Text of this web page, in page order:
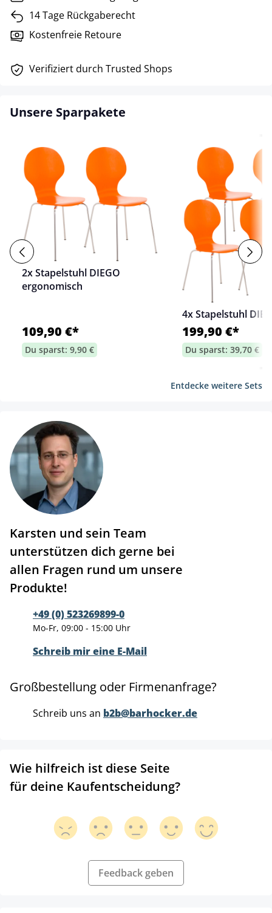
14 Tage Rückgaberecht
Kostenfreie Retoure
Verifiziert durch Trusted Shops
Unsere Sparpakete
2x Stapelstuhl DIEGO
ergonomisch
109,90 €*
Du sparst: 9,90 €
4x Stapelstuhl
199,90 €*
Du sparst: 39,70 €
Entdecke weitere Sets
Karsten und sein Team
unterstützen dich gerne bei
allen Fragen rund um unsere
Produkte!
+49 (0) 523269899-0
Mo-Fr, 09:00 - 15:00 Uhr
Schreib mir eine E-Mail
Großbestellung oder Firmenanfrage?
Schreib uns an b2b@barhocker.de
Wie hilfreich ist diese Seite
für deine Kaufentscheidung?
Feedback geben